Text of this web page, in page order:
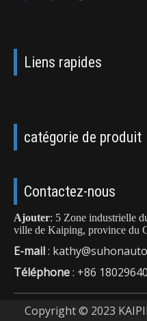
Liens rapides
catégorie de produit
Contactez-nous
Ajouter: 5 Zone industrielle
ville de Kaiping, province du
E-mail:
Téléphone: +86
Copyright © 2023